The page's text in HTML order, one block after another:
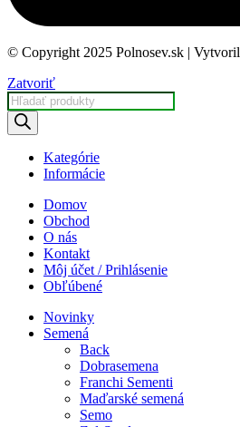
© Copyright 2025 Polnosev.sk | Vytvoril
Zatvoriť
Products
search
Kategórie
Informácie
Domov
Obchod
O nás
Kontakt
Môj účet / Prihlásenie
Obľúbené
Novinky
Semená
Back
Dobrasemena
Franchi Sementi
Maďarské semená
Semo